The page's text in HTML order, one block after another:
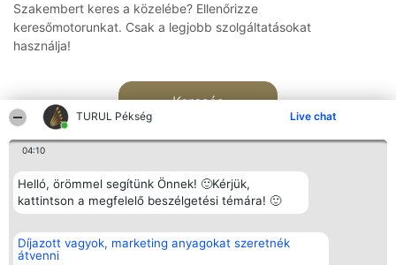
TURUL Pékség Live chat
04:10
Helló, örömmel segítünk Önnek! 🙂Kérjük,
kattintson a megfelelő beszélgetési témára! 🙂
Díjazott vagyok, marketing anyagokat szeretnék
átvenni
Szakembert keres a közelébe? Ellenőrizze
keresőmotorunkat. Csak a legjobb szolgáltatásokat
használja!
Keresés
Rangsorszervező
SC Beautiful Company S.R.L.
Bulevardul Aleea Timișul De
Népszavazás
Nyertesek
Elérhetőség
Elérhetőség